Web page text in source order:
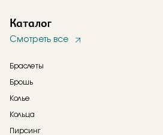
Каталог
Смотреть все
Браслеты
Брошь
Колье
Кольца
Пирсинг